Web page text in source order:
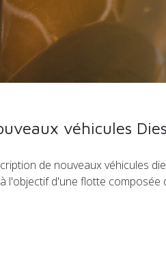
véhicules
de nouveaux véhicules
l'objectif d'une flotte